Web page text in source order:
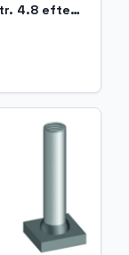
ID Gevindbøs M10-Ø14,6x25 mm Matr. 4.8 efter EN ISO 13918